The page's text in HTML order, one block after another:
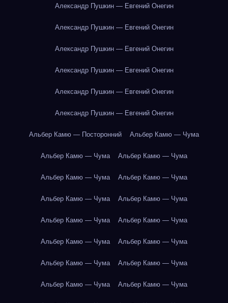
Александр Пушкин — Евгений Онегин
Александр Пушкин — Евгений Онегин
Александр Пушкин — Евгений Онегин
Александр Пушкин — Евгений Онегин
Александр Пушкин — Евгений Онегин
Александр Пушкин — Евгений Онегин
Альбер Камю — Посторонний Альбер Камю — Чума
Альбер Камю — Чума Альбер Камю — Чума
Альбер Камю — Чума Альбер Камю — Чума
Альбер Камю — Чума Альбер Камю — Чума
Альбер Камю — Чума Альбер Камю — Чума
Альбер Камю — Чума Альбер Камю — Чума
Альбер Камю — Чума Альбер Камю — Чума
Альбер Камю — Чума Альбер Камю — Чума